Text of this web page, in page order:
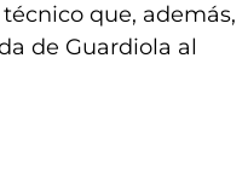
que, además,
de Guardiola al